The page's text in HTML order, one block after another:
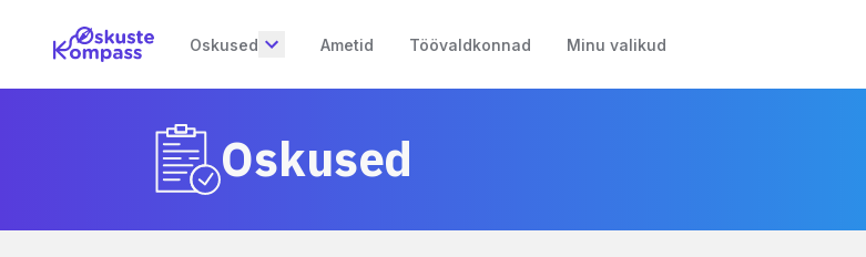
Oskused Ametid Töövaldkonnad Minu valikud
Oskused